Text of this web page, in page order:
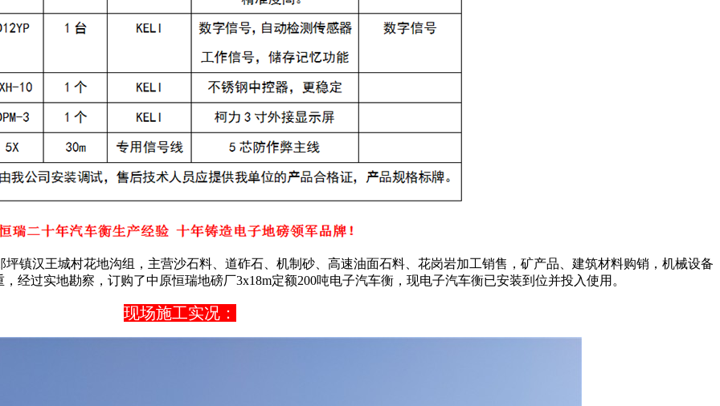
镇汉王城村花地沟组， 主营沙石料、道砟石、机制砂、高速油面石料、花岗岩加工销售，矿产品、建筑材料购销，机械设备
经过实地勘察，订购了中原恒瑞地磅厂3x18m定额200吨电子汽车衡，现电子汽车衡已安装到位并投入使用。
现场施工实况：